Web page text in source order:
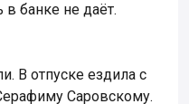
банке не даёт.
В отпуске ездила с
Саровскому.